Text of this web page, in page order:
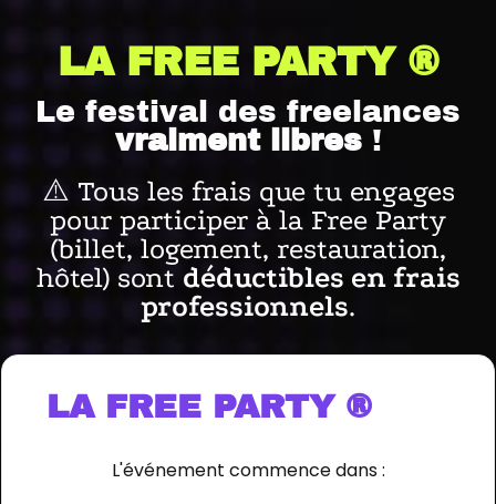
LA FREE PARTY ®️
Le festival des freelances
vraiment libres!
⚠️ Tous les frais que tu engages
pour participer à la Free Party
(billet, logement, restauration,
hôtel) sont déductibles en frais
professionnels.
LA FREE PARTY ®️
L'événement commence dans :